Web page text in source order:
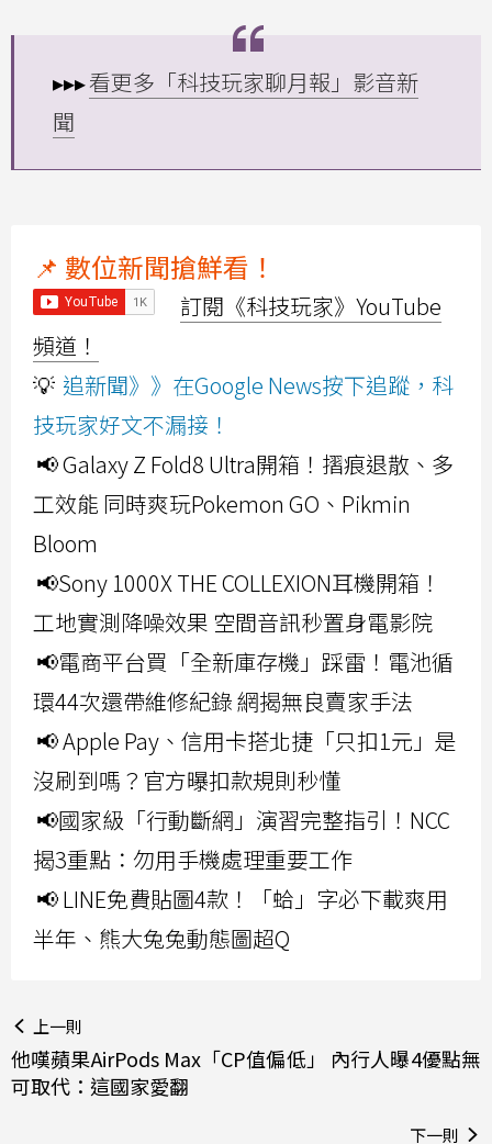
▸▸▸看更多「科技玩家聊月報」影音新
聞
📌 數位新聞搶鮮看！
訂閱《科技玩家》YouTube
頻道！
💡 追新聞》》在Google News按下追蹤，科
技玩家好文不漏接！
📢 Galaxy Z Fold8 Ultra開箱！摺痕退散、多
工效能 同時爽玩Pokemon GO、Pikmin
Bloom
📢Sony 1000X THE COLLEXION耳機開箱！
工地實測降噪效果 空間音訊秒置身電影院
📢電商平台買「全新庫存機」踩雷！電池循
環44次還帶維修紀錄 網揭無良賣家手法
📢 Apple Pay、信用卡搭北捷「只扣1元」是
沒刷到嗎？官方曝扣款規則秒懂
📢國家級「行動斷網」演習完整指引！NCC
揭3重點：勿用手機處理重要工作
📢 LINE免費貼圖4款！「蛤」字必下載爽用
半年、熊大兔兔動態圖超Q
上一則
他嘆蘋果AirPods Max「CP值偏低」 內行人曝4優點無
可取代：這國家愛翻
下一則